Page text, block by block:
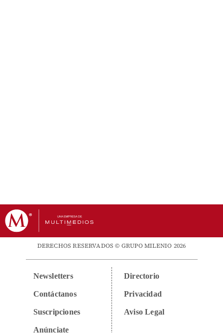
DERECHOS RESERVADOS © GRUPO MILENIO 2026
Newsletters
Contáctanos
Suscripciones
Anúnciate
Directorio
Privacidad
Aviso Legal